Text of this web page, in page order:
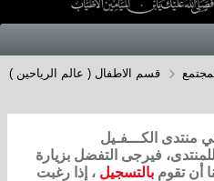
قسم الاطفال ( عالم الرياحين )
منتدى الكـــفـيل
فيرجى التفضل بزيارة
أن تقوم بالتسجيل ، إذا رغبت